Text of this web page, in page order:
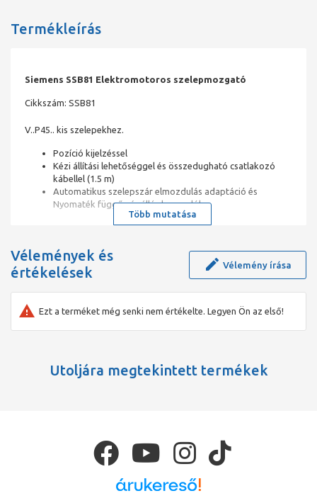
Termékleírás
Siemens SSB81 Elektromotoros szelepmozgató
Cikkszám: SSB81
V..P45.. kis szelepekhez.
Pozíció kijelzéssel
Kézi állítási lehetőséggel és összedugható csatlakozó
kábellel (1.5 m)
Automatikus szelepszár elmozdulás adaptáció és
Nyomaték függő végállás kapcsolók
Több mutatása
Vélemények és
értékelések
Vélemény írása
Ezt a terméket még senki nem értékelte. Legyen Ön az első!
Utoljára megtekintett termékek